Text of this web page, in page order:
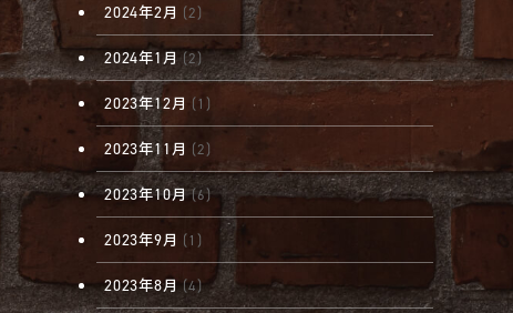
2024年2月 (2)
2024年1月(2)
2023年12月 (1)
2023年11月 (2)
2023年10月(6)
2023年9月 (1)
2023年8月 (4)